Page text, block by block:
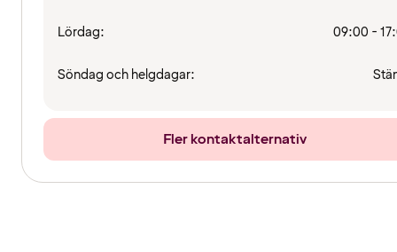
Lördag: 09:00 -
Söndag och helgdagar:
Fler kontaktalternativ